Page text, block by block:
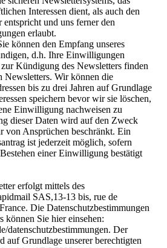
Interessen dient, als auch den
und uns ferner den
erlaubt.
können den Empfang unseres
d.h. Ihre Einwilligungen
Kündigung des Newsletters finden
Newsletters. Wir können die
bis zu drei Jahren auf Grundlage
speichern bevor wir sie löschen,
Einwilligung nachweisen zu
dieser Daten wird auf den Zweck
von Ansprüchen beschränkt. Ein
ist jederzeit möglich, sofern
einer Einwilligung bestätigt
erfolgt mittels des
SAS,13-13 bis, rue de
Die Datenschutzbestimmungen
können Sie hier einsehen:
datenschutzbestimmungen. Der
auf Grundlage unserer berechtigten